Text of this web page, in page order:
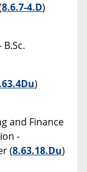
8.6.7-4.D)
)
and Finance
-
(8.63.18.Du)